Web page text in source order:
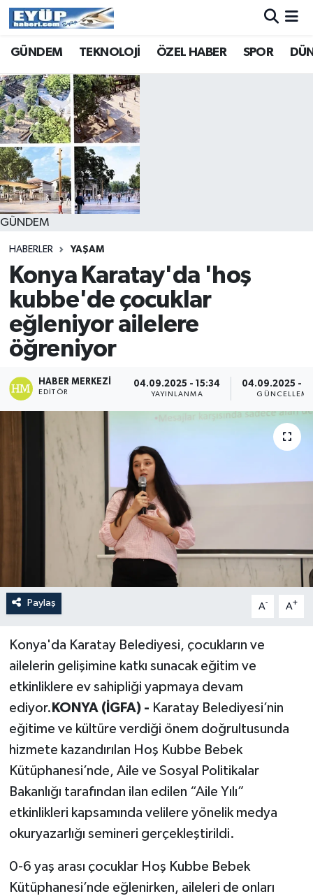
GÜNDEM TEKNOLOJİ ÖZEL HABER SPOR
GÜNDEM
HABERLER YAŞAM
Konya Karatay'da 'hoş
kubbe'de çocuklar
eğleniyor ailelere
öğreniyor
HABER MERKEZI
EDITÖR
04.09.2025 - 15:34
YAYINLANMA
04.09.2025 -
GÜNCELLEME
Paylaş A- A+
Konya'da Karatay Belediyesi, çocukların ve
ailelerin gelişimine katkı sunacak eğitim ve
etkinliklere ev sahipliği yapmaya devam
ediyor. KONYA (İGFA) - Karatay Belediyesi’nin
eğitime ve kültüre verdiği önem doğrultusunda
hizmete kazandırılan Hoş Kubbe Bebek
Kütüphanesi’nde, Aile ve Sosyal Politikalar
Bakanlığı tarafından ilan edilen “Aile Yılı”
etkinlikleri kapsamında velilere yönelik medya
okuryazarlığı semineri gerçekleştirildi.
0-6 yaş arası çocuklar Hoş Kubbe Bebek
Kütüphanesi’nde eğlenirken, aileleri de onları